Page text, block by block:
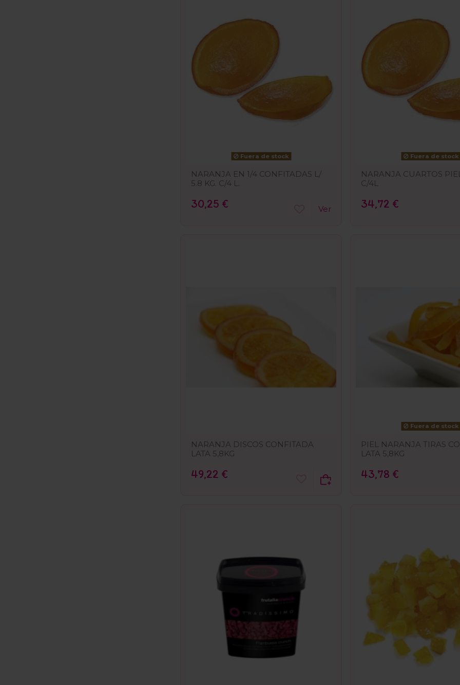
Fuera de stock
NARANJA EN 1/4 CONFITADAS L/
5.8 KG. C/4 L.
30,25 € Ver
Fuera de stock
NARANJA CUARTOS
C/4L
34,72 €
NARANJA DISCOS CONFITADA
LATA 5,8KG
49,22 €
Fuera de stock
PIEL NARANJA TIRAS
LATA 5,8KG
43,78 €